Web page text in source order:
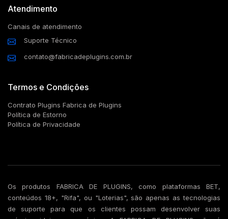
Atendimento
Canais de atendimento
Suporte Técnico
contato@fabricadeplugins.com.br
Termos e Condições
Contrato Plugins Fabrica de Plugins
Política de Estorno
Política de Privacidade
Os produtos FABRICA DE PLUGINS, como plataformas BET,
conteúdos 18+, "Rifa", ou "Loterias", são apenas as tecnologias
de suporte para que os clientes possam desenvolver suas